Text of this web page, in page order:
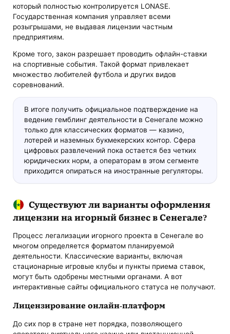
который полностью контролируется LONASE.
Государственная компания управляет всеми
розыгрышами, не выдавая лицензии частным
предприятиям.
Кроме того, закон разрешает проводить офлайн-ставки
на спортивные события. Такой формат привлекает
множество любителей футбола и других видов
соревнований.
В итоге получить официальное подтверждение на
ведение гемблинг деятельности в Сенегале можно
только для классических форматов — казино,
лотерей и наземных букмекерских контор. Сфера
цифровых развлечений пока остается без четких
юридических норм, а операторам в этом сегменте
приходится опираться на иностранные регуляторы.
Существуют ли варианты оформления
лицензии на игорный бизнес в Сенегале?
Процесс легализации игорного проекта в Сенегале во
многом определяется форматом планируемой
деятельности. Классические варианты, включая
стационарные игровые клубы и пункты приема ставок,
могут быть одобрены местными органами. А вот
интерактивные сайты официального статуса не получают.
Лицензирование онлайн-платформ
До сих пор в стране нет порядка, позволяющего